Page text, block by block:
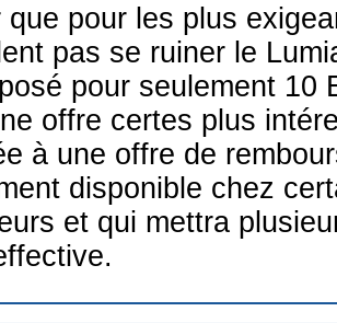
que pour les plus
pas se ruiner le
pour seulement 10
offre certes plus
à une offre de
disponible chez
et qui mettra